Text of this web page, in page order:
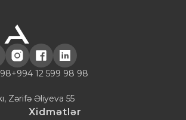
+994 12 599 98 98
Zərifə Əliyeva 55
Xidmətlər